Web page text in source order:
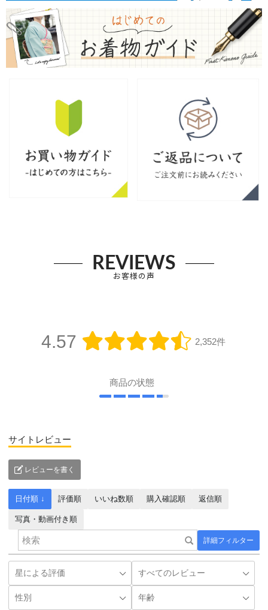
REVIEWS
お客様の声
4.57 2,352件
商品の状態
サイトレビュー
レビューを書く
詳細フィルター
日付順 ↓ 評価順 いいね数順 購入確認順 返信順
写真・動画付き順